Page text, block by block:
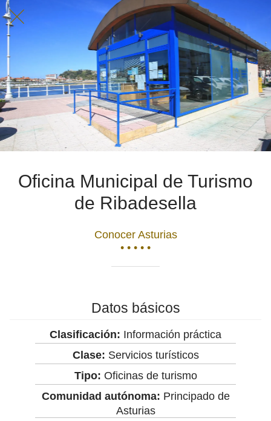
Oficina Municipal de Turismo
de Ribadesella
Conocer Asturias
• • • • •
Datos básicos
Clasificación: Información práctica
Clase: Servicios turísticos
Tipo: Oficinas de turismo
Comunidad autónoma: Principado de
Asturias